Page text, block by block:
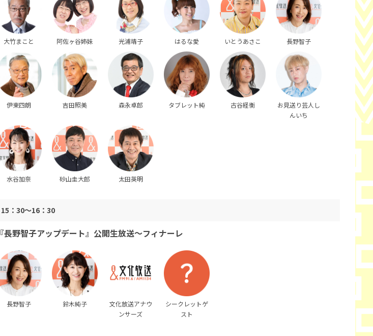
大竹まこと 阿佐ヶ谷姉妹 光浦靖子 はるな愛 いとうあさこ 長野智子
伊東四朗 吉田照美 森永卓郎 タブレット純 古谷経衡
お見送り芸人し
んいち
水谷加奈 砂山圭大郎 太田英明
15：30～16：30
『長野智子アップデート』公開生放送～フィナーレ
長野智子 鈴木純子
文化放送アナウ
ンサーズ
シークレットゲ
スト